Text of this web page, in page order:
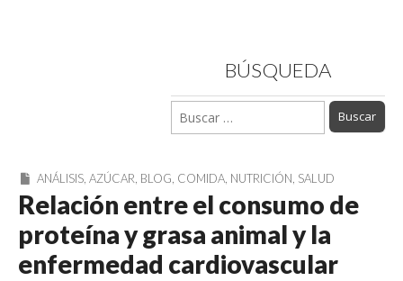
BÚSQUEDA
Buscar:
ANÁLISIS,AZÚCAR, BLOG, COMIDA, NUTRICIÓN, SALUD
Relación entre el consumo de
proteína y grasa animal y la
enfermedad cardiovascular